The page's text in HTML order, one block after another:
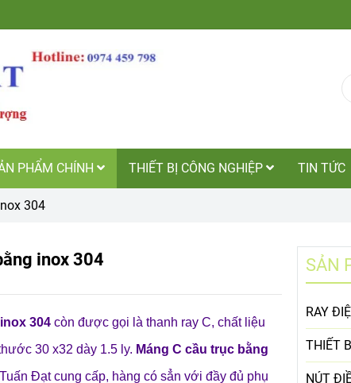
PHẨM CHÍNH THIẾT BỊ CÔNG NGHIỆP TIN TỨC
304
inox 304
304còn được gọi là thanh ray C, chất liệu
30 x32 dày 1.5 ly. Máng C cầu trục bằng
Đạt cung cấp, hàng có sẳn với đầy đủ phụ
SẢN
RAY
THIẾT
NÚT